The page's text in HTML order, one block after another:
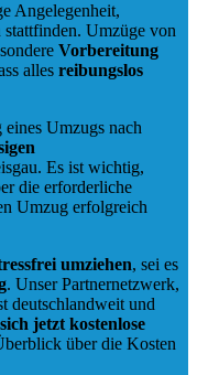
Angelegenheit,
stattfinden. Umzüge von
Vorbereitung
alles reibungslos
Umzugs nach
Es ist wichtig,
die erforderliche
Umzug erfolgreich
umziehen, sei es
. Unser Partnernetzwerk,
deutschlandweit und
jetzt kostenlose
über die Kosten